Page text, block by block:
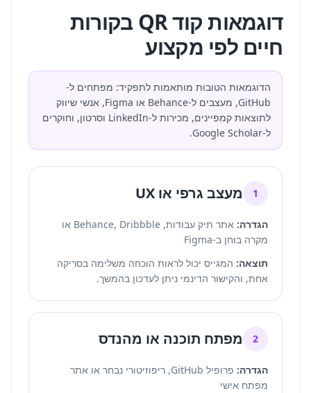
דוגמאות קוד QR בקורות
חיים לפי מקצוע
הדוגמאות הטובות מותאמות לתפקיד: מפתחים ל-
GitHub, מעצבים ל-Behance או Figma, אנשי שיווק
לתוצאות קמפיינים, מכירות ל-LinkedIn וסרטון, וחוקרים
ל-Google Scholar.
1 מעצב גרפי או UX
הגדרה:
אתר תיק עבודות, Behance, Dribbble או
מקרה בוחן ב-Figma
תוצאה: המגייס יכול לראות הוכחה משלימה בסריקה
אחת, והקישור הדינמי ניתן לעדכון בהמשך.
2 מפתח תוכנה או מהנדס
הגדרה:
פרופיל GitHub, ריפוזיטורי נבחר או אתר
מפתח אישי